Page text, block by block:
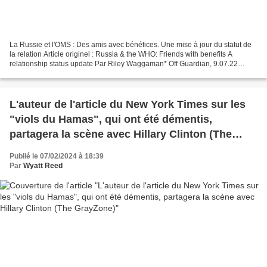
La Russie et l'OMS : Des amis avec bénéfices. Une mise à jour du statut de
la relation Article originel : Russia & the WHO: Friends with benefits A
relationship status update Par Riley Waggaman* Off Guardian, 9.07.22
L'auteur de l'article du New York Times sur les
"viols du Hamas", qui ont été démentis,
partagera la scène avec Hillary Clinton (The
GrayZone)
Publié le 07/02/2024 à 18:39
Par Wyatt Reed